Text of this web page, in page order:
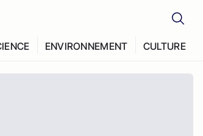
ENVIRONNEMENT CULTURE